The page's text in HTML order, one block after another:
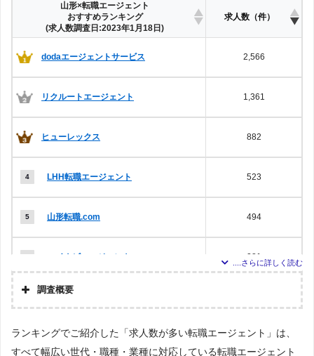
山形×転職エージェント
おすすめランキング
(求人数調査日:2023年1月18日)
求人数（件）
dodaエージェントサービス 2,566
リクルートエージェント 1,361
ヒューレックス 882
LHH転職エージェント 523
山形転職.com 494
マイナビエージェント 281
ワークポート
パソナキャリア 123
調査概要
集計
ランキングでご紹介した「求人数が多い転職エージェント」は、
すべて幅広い世代・職種・業種に対応している転職エージェント